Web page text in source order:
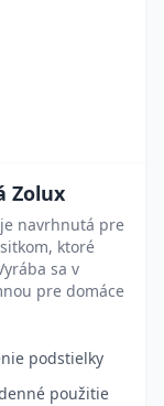
Zolux
je navrhnutá pre
ktoré
sa v
pre domáce
podstielky
použitie